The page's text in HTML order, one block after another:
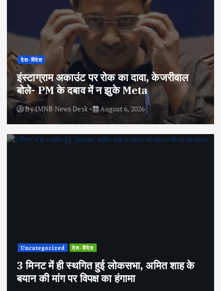
देश-विदेश
इंस्टाग्राम अकाउंट पर रोक का दावा, केजरीवाल
बोले- PM के दबाव में न झुके Meta
ByIMNB News Desk August 6, 2026
Uncategorized देश-विदेश
3 मिनट में ही स्थगित हुई लोकसभा, अमित शाह के
बयान की मांग पर विपक्ष का हंगामा